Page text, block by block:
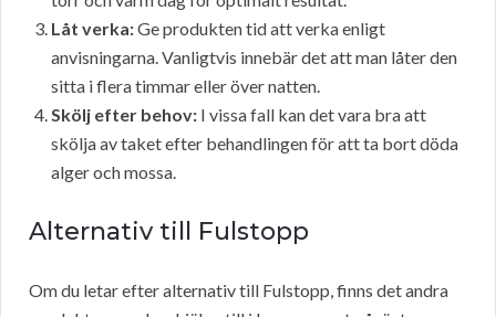
Låt verka:Ge produkten tid att verka enligt
anvisningarna. Vanligtvis innebär det att man låter den
sitta i flera timmar eller över natten.
Skölj efter behov: I vissa fall kan det vara bra att
skölja av taket efter behandlingen för att ta bort döda
alger och mossa.
Alternativ till Fulstopp
Om du letar efter alternativ till Fulstopp, finns det andra